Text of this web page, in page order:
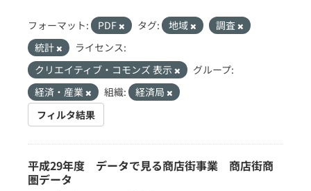
フォーマット: PDF タグ: 地域
調査
統計
ライセンス:
クリエイティブ・コモンズ 表示
グループ:
経済・産業
組織:
経済局
フィルタ結果
平成29年度 データで見る商店街事業 商店街商
圏データ